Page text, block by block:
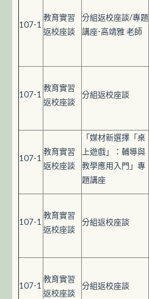
107-1
教育實習
返校座談
分組返校座談/專題
講座-高靖雅 老師
107-1
教育實習
返校座談
分組返校座談
107-1
教育實習
返校座談
「媒材新選擇「桌
上遊戲」：輔導與
教學應用入門」專
題講座
107-1
教育實習
返校座談
分組返校座談
107-1
教育實習
返校座談
分組返校座談